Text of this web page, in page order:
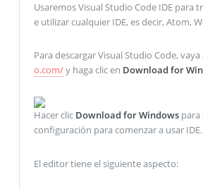
Usaremos Visual Studio Code IDE para
e utilizar cualquier IDE, es decir, Atom,
Para descargar Visual Studio Code, vaya
o.com/y haga clic en Download for
Hacer clic Download for Windowspara
configuración para comenzar a usar IDE.
El editor tiene el siguiente aspecto: